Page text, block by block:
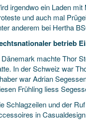
irgendwo ein Laden
und auch mal
anderem bei Hertha
betrieb
Dänemark machte Thor
In der Schweiz war
war Adrian
Frühling liess
Schlagzeilen und der
in